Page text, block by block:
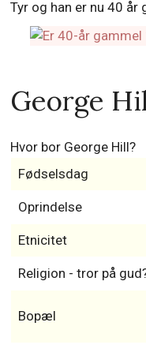
Tyr og han er nu 40 år
George
Hvor bor George Hill?
Fødselsdag
Oprindelse
Etnicitet
Religion - tror på
Bopæl